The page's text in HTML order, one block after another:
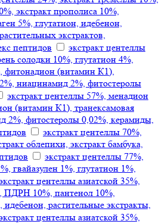
экстракт прополиса 10%,
5%, глутатион, идебенон,
экстрактов,
пептидов
экстракт центеллы
солодки 10%, глутатион 4%,
(витамин К1),
ниацинамид 2%, фитостеролы
экстракт центеллы 57%, менадион
(витамин К1), транексамовая
2%, фитостеролы 0,02%, керамиды,
экстракт центеллы 70%,
облепихи, экстракт бамбука,
экстракт центеллы 77%,
гвайазулен 1%, глутатион 1%,
центеллы азиатской 35%,
ПДРН 10%, пантенол 10%,
растительные экстракты,
центеллы азиатской 35%,